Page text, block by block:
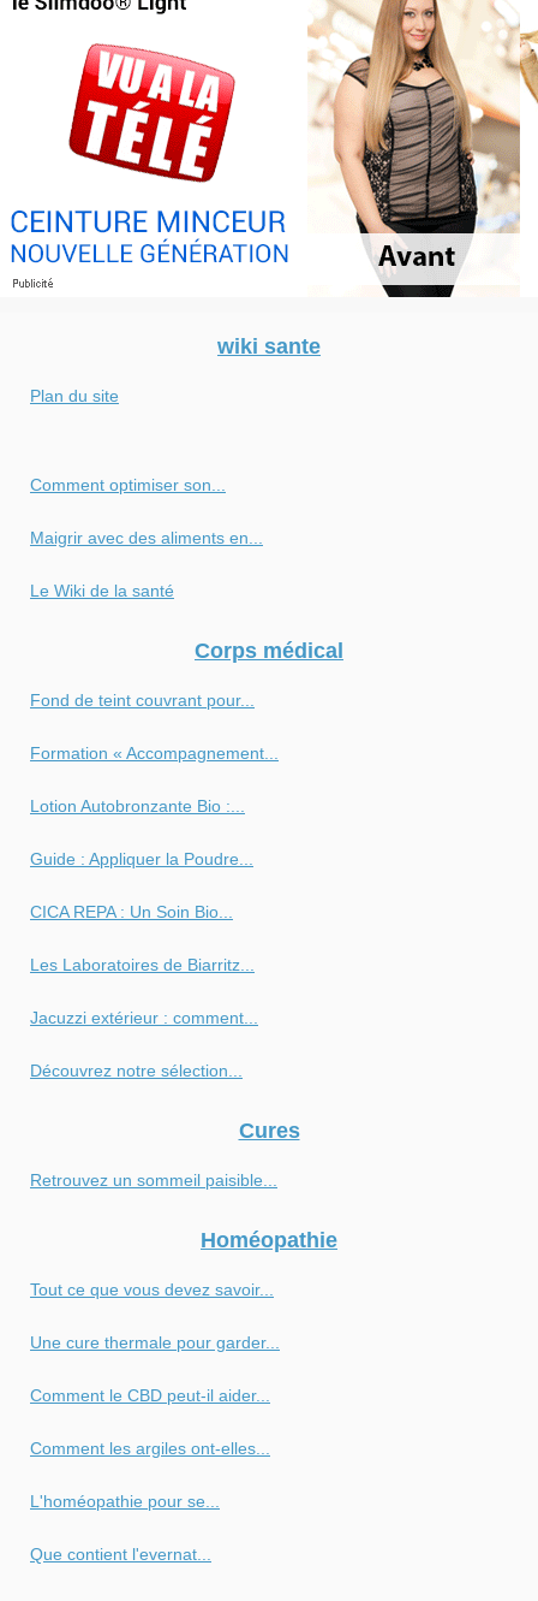
wiki sante
Plan du site
Comment optimiser son...
Maigrir avec des aliments en...
Le Wiki de la santé
Corps médical
Fond de teint couvrant pour...
Formation « Accompagnement...
Lotion Autobronzante Bio :...
Guide : Appliquer la Poudre...
CICA REPA : Un Soin Bio...
Les Laboratoires de Biarritz...
Jacuzzi extérieur : comment...
Découvrez notre sélection...
Cures
Retrouvez un sommeil paisible...
Homéopathie
Tout ce que vous devez savoir...
Une cure thermale pour garder...
Comment le CBD peut-il aider...
Comment les argiles ont-elles...
L'homéopathie pour se...
Que contient l'evernat...